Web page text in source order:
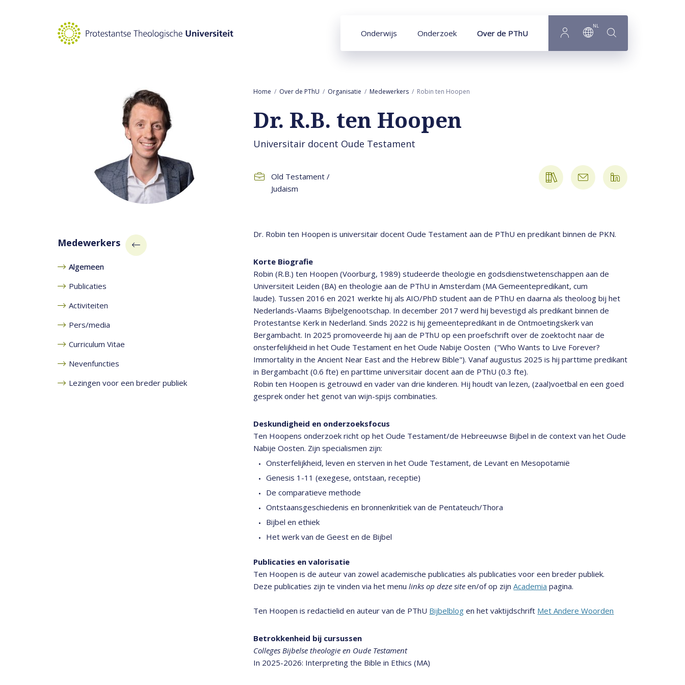
Onderwijs Onderzoek Over de PThU
NL
Medewerkers
Algemeen
Publicaties
Activiteiten
Pers/media
Curriculum Vitae
Nevenfuncties
Lezingen voor een breder publiek
Home Over de PThU Organisatie Medewerkers Robin ten Hoopen
Dr. R.B. ten Hoopen
Universitair docent Oude Testament
Old Testament /
Judaism
Dr. Robin ten Hoopen is universitair docent Oude Testament aan de PThU en predikant binnen de PKN.
Korte Biografie
Robin (R.B.) ten Hoopen (Voorburg, 1989) studeerde theologie en godsdienstwetenschappen aan de
Universiteit Leiden (BA) en theologie aan de PThU in Amsterdam (MA Gemeentepredikant, cum
laude). Tussen 2016 en 2021 werkte hij als AIO/PhD student aan de PThU en daarna als theoloog bij het
Nederlands-Vlaams Bijbelgenootschap. In december 2017 werd hij bevestigd als predikant binnen de
Protestantse Kerk in Nederland. Sinds 2022 is hij gemeentepredikant in de Ontmoetingskerk van
Bergambacht. In 2025 promoveerde hij aan de PThU op een proefschrift over de zoektocht naar de
onsterfelijkheid in het Oude Testament en het Oude Nabije Oosten ("Who Wants to Live Forever?
Immortality in the Ancient Near East and the Hebrew Bible"). Vanaf augustus 2025 is hij parttime predikant
in Bergambacht (0.6 fte) en parttime universitair docent aan de PThU (0.3 fte).
Robin ten Hoopen is getrouwd en vader van drie kinderen. Hij houdt van lezen, (zaal)voetbal en een goed
gesprek onder het genot van wijn-spijs combinaties.
Deskundigheid en onderzoeksfocus
Ten Hoopens onderzoek richt op het Oude Testament/de Hebreeuwse Bijbel in de context van het Oude
Nabije Oosten. Zijn specialismen zijn:
Onsterfelijkheid, leven en sterven in het Oude Testament, de Levant en Mesopotamië
Genesis 1-11 (exegese, ontstaan, receptie)
De comparatieve methode
Ontstaansgeschiedenis en bronnenkritiek van de Pentateuch/Thora
Bijbel en ethiek
Het werk van de Geest en de Bijbel
Publicaties en valorisatie
Ten Hoopen is de auteur van zowel academische publicaties als publicaties voor een breder publiek.
Deze publicaties zijn te vinden via het menulinks op deze site en/of op zijnAcademia pagina.
Ten Hoopen is redactielid en auteur van de PThU Bijbelblog en het vaktijdschrift Met Andere Woorden
Betrokkenheid bij cursussen
Colleges Bijbelse theologie en Oude Testament
In 2025-2026: Interpreting the Bible in Ethics (MA)